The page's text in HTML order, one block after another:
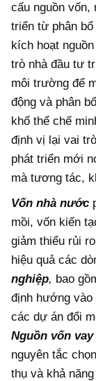
cấu nguồn vốn,
triển từ phân
kích hoạt
trò nhà đầu tư
môi trường để
động và phân
khổ thể chế
định vị lại vai
phát triển mới
mà tương tác,
Vốn nhà nước
mồi, vốn kiến
giảm thiểu rủi
hiệu quả các
nghiệp, bao
định hướng vào
các dự án đổi
Nguồn vốn
nguyên tắc
thụ và khả